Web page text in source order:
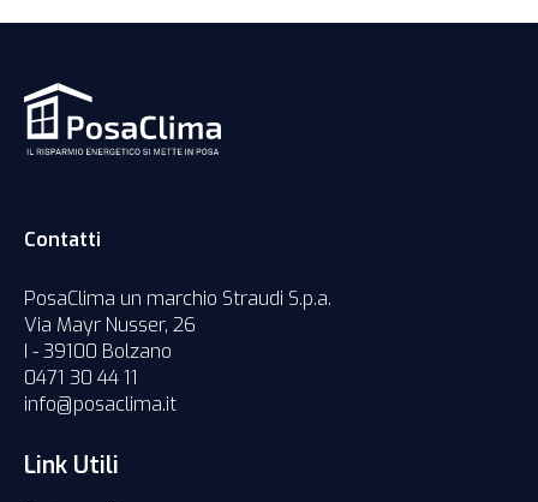
Contatti
PosaClima un marchio Straudi S.p.a.
Via Mayr Nusser, 26
I - 39100 Bolzano
0471 30 44 11
info@posaclima.it
Link Utili